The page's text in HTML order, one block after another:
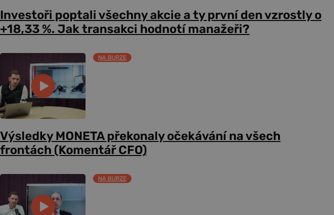
Investoři poptali všechny akcie a ty první den vzrostly o
+18,33 %. Jak transakci hodnotí manažeři?
NA BURZE
Výsledky MONETA překonaly očekávání na všech
frontách (Komentář CFO)
NA BURZE